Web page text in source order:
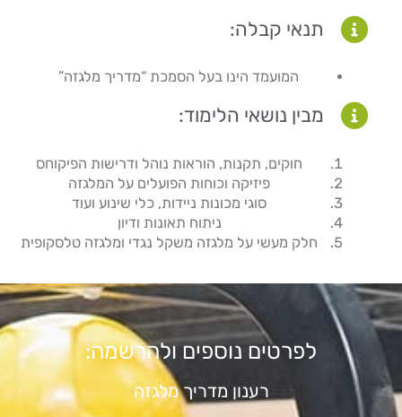
תנאי קבלה:
המועמד הינו בעל הסמכת “מדריך מלגזה”
מבין נושאי הלימוד:
חוקים, תקנות, הוראות נוהל ודרישות הפיקוחס
פיזיקה וכוחות הפועלים על המלגזה
סוגי מכונות ניידות, כלי שינוע ועוד
ניתוח תאונות ודיון
חלק מעשי על מלגזה משקל נגדי ומלגזה טלסקופית
לפרטים נוספים ולהרשמה:
רענון מדריך מלגזה